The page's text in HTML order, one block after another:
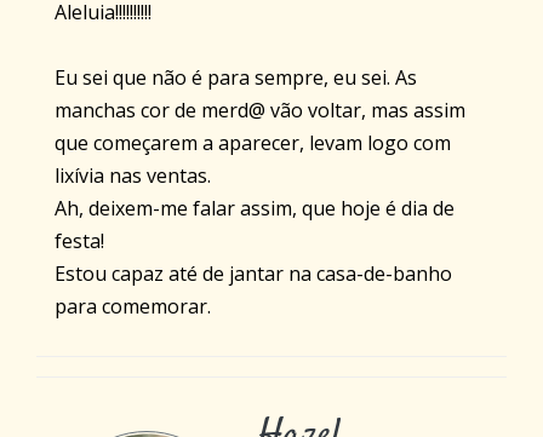
Aleluia!!!!!!!!!!
Eu sei que não é para sempre, eu sei. As
manchas cor de merd@ vão voltar, mas assim
que começarem a aparecer, levam logo com
lixívia nas ventas.
Ah, deixem-me falar assim, que hoje é dia de
festa!
Estou capaz até de jantar na casa-de-banho
para comemorar.